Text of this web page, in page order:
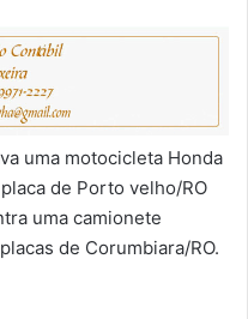
uma motocicleta Honda
de Porto velho/RO
uma camionete
de Corumbiara/RO.